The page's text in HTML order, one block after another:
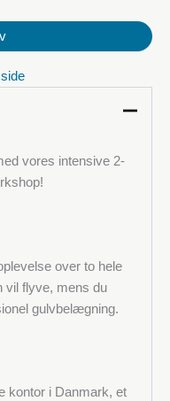
vores intensive 2-
over to hele
vil flyve, mens du
gulvbelægning.
kontor i Danmark, et